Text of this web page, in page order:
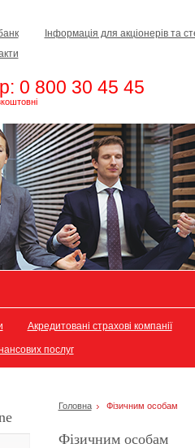
Інформація для акціонерів та
0 800 30 45 45
Акредитовані страхові компанії
послуг
Головна Фізичним особам
Фізичним особам